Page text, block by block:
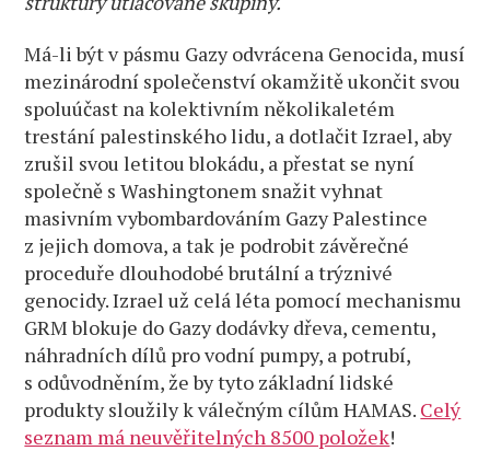
Má-li být v pásmu Gazy odvrácena Genocida, musí
mezinárodní společenství okamžitě ukončit svou
spoluúčast na kolektivním několikaletém
trestání palestinského lidu, a dotlačit Izrael, aby
zrušil svou letitou blokádu, a přestat se nyní
společně s Washingtonem snažit vyhnat
masivním vybombardováním Gazy Palestince
z jejich domova, a tak je podrobit závěrečné
proceduře dlouhodobé brutální a trýznivé
genocidy. Izrael už celá léta pomocí mechanismu
GRM blokuje do Gazy dodávky dřeva, cementu,
náhradních dílů pro vodní pumpy, a potrubí,
s odůvodněním, že by tyto základní lidské
produkty sloužily k válečným cílům HAMAS. Celý
seznam má neuvěřitelných 8500 položek!